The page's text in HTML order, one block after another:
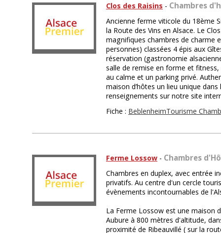
Clos des Raisins - Chambres
Ancienne ferme viticole du 18ème
la Route des Vins en Alsace. Le
magnifiques chambres de charme
personnes) classées 4 épis aux
réservation (gastronomie
salle de remise en forme et
au calme et un parking privé.
maison d’hôtes un lieu unique
renseignements sur notre site
Fiche : BeblenheimTourisme
Ferme Lossow - Chambres
Chambres en duplex, avec entrée
privatifs. Au centre d'un cercle
évènements incontournables de
La Ferme Lossow est une maison
Aubure à 800 mètres d'altitude,
proximité de Ribeauvillé ( sur la